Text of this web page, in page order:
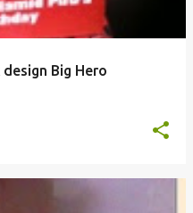
Big Hero